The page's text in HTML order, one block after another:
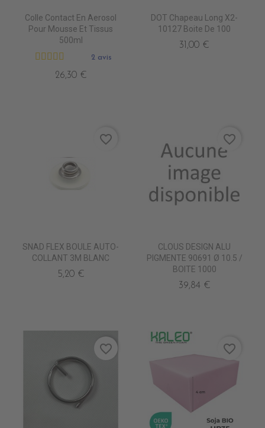
Colle Contact En Aerosol
Pour Mousse Et Tissus
500ml
2 avis
26,30 €
DOT Chapeau Long X2-
10127 Boite De 100
31,00 €
SNAD FLEX BOULE AUTO-
COLLANT 3M BLANC
5,20 €
favorite_border
CLOUS DESIGN ALU
PIGMENTE 90691 Ø 10.5 /
BOITE 1000
39,84 €
favorite_border
favorite_border favorite_border